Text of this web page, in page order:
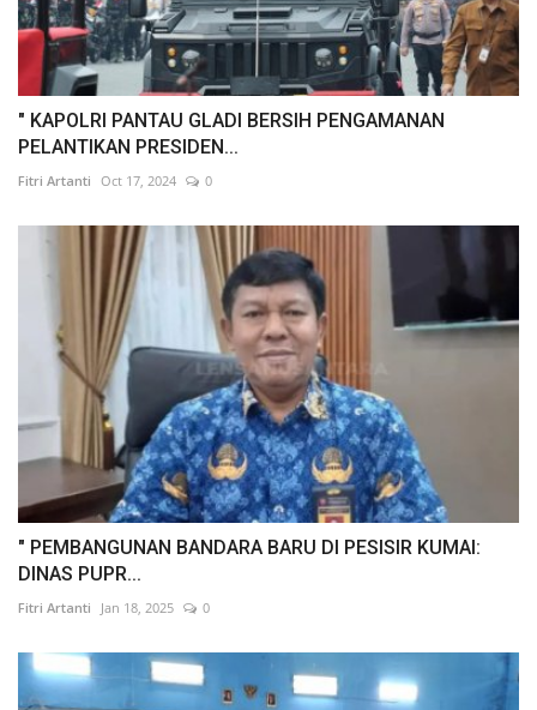
" KAPOLRI PANTAU GLADI BERSIH PENGAMANAN
PELANTIKAN PRESIDEN...
Fitri Artanti Oct 17, 2024 0
" PEMBANGUNAN BANDARA BARU DI PESISIR KUMAI:
DINAS PUPR...
Fitri Artanti Jan 18, 2025 0